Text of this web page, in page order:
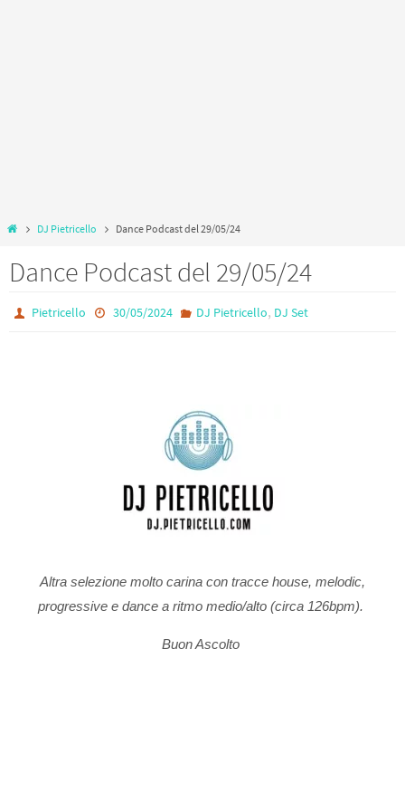
HomeDJ Pietricello Dance Podcast del 29/05/24
Dance Podcast del 29/05/24
Pietricello 30/05/2024 DJ Pietricello, DJ Set
Altra selezione molto carina con tracce house, melodic,
progressive e dance a ritmo medio/alto (circa 126bpm).
Buon Ascolto